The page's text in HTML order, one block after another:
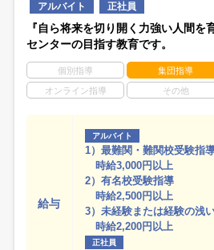
アルバイト 正社員
『自ら将来を切り開く力強い人間を
センターの目指す教育です。
個別指導 集団指導
オンライン指導 その他
給与
アルバイト
1）最難関・難関校受験指
時給3,000円以上
2）有名校受験指導
時給2,500円以上
3）未経験または経験の浅
時給2,200円以上
正社員